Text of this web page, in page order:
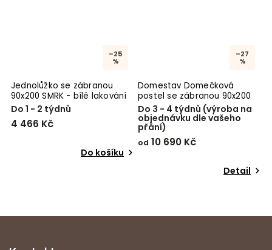
–25
%
Jednolůžko se zábranou
90x200 SMRK - bílé lakování
Do 1 - 2 týdnů
4 466 Kč
Do košíku
–27
%
Domestav Domečková
postel se zábranou 90x200
Do 3 - 4 týdnů (výroba na
objednávku dle vašeho
přání)
od 10 690 Kč
Detail